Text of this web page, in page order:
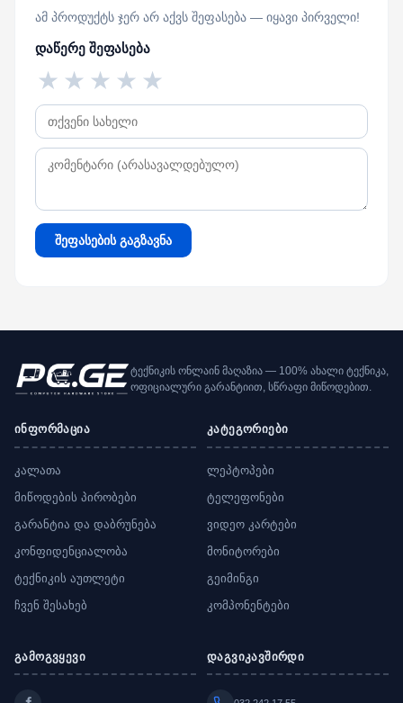
ამ პროდუქტს ჯერ არ აქვს შეფასება — იყავი პირველი!
დაწერე შეფასება
★
★
★
★
★
შეფასების გაგზავნა
ტექნიკის ონლაინ მაღაზია — 100% ახალი ტექნიკა,
ოფიციალური გარანტიით, სწრაფი მიწოდებით.
ინფორმაცია
კალათა
მიწოდების პირობები
გარანტია და დაბრუნება
კონფიდენციალობა
ტექნიკის აუთლეტი
ჩვენ შესახებ
კატეგორიები
ლეპტოპები
ტელეფონები
ვიდეო კარტები
მონიტორები
გეიმინგი
კომპონენტები
გამოგვყევი დაგვიკავშირდი